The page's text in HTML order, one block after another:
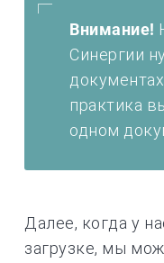
Внимание!
Синергии
практика
одном
Далее, когда у
загрузке, мы